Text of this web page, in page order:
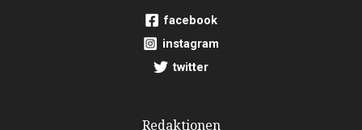
facebook
instagram
twitter
Redaktionen